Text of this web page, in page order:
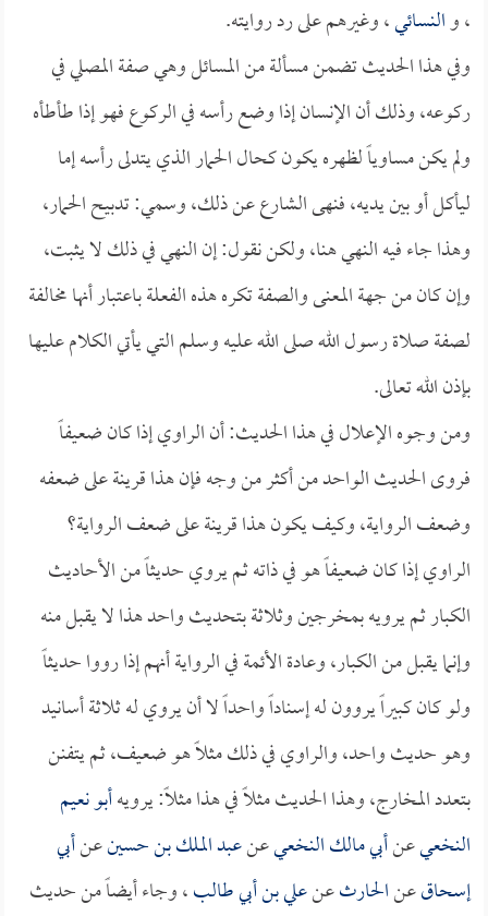
، والنسائي، وغيرهم على رد روايته.
وفي هذا الحديث تضمن مسألة من المسائل وهي صفة المصلي في
ركوعه، وذلك أن الإنسان إذا وضع رأسه في الركوع فهو إذا طأطأه
ولم يكن مساوياً لظهره يكون كحال الحمار الذي يتدلى رأسه إما
ليأكل أو بين يديه، فنهى الشارع عن ذلك، وسمي: تدبيح الحمار،
وهذا جاء فيه النهي هنا، ولكن نقول: إن النهي في ذلك لا يثبت،
وإن كان من جهة المعنى والصفة تكره هذه الفعلة باعتبار أنها مخالفة
لصفة صلاة رسول الله صلى الله عليه وسلم التي يأتي الكلام عليها
بإذن الله تعالى.
ومن وجوه الإعلال في هذا الحديث: أن الراوي إذا كان ضعيفاً
فروى الحديث الواحد من أكثر من وجه فإن هذا قرينة على ضعفه
وضعف الرواية، وكيف يكون هذا قرينة على ضعف الرواية؟
الراوي إذا كان ضعيفاً هو في ذاته ثم يروي حديثاً من الأحاديث
الكبار ثم يرويه بمخرجين وثلاثة بتحديث واحد هذا لا يقبل منه
وإنما يقبل من الكبار، وعادة الأئمة في الرواية أنهم إذا رووا حديثاً
ولو كان كبيراً يروون له إسناداً واحداً لا أن يروي له ثلاثة أسانيد
وهو حديث واحد، والراوي في ذلك مثلاً هو ضعيف، ثم يتفنن
بتعدد المخارج، وهذا الحديث مثلاً في هذا مثلاً: يرويهأبو نعيم
النخعيعنأبي مالك النخعيعنعبد الملك بن حسينعنأبي
إسحاقعنالحارثعنعلي بن أبي طالب، وجاء أيضاً من حديث